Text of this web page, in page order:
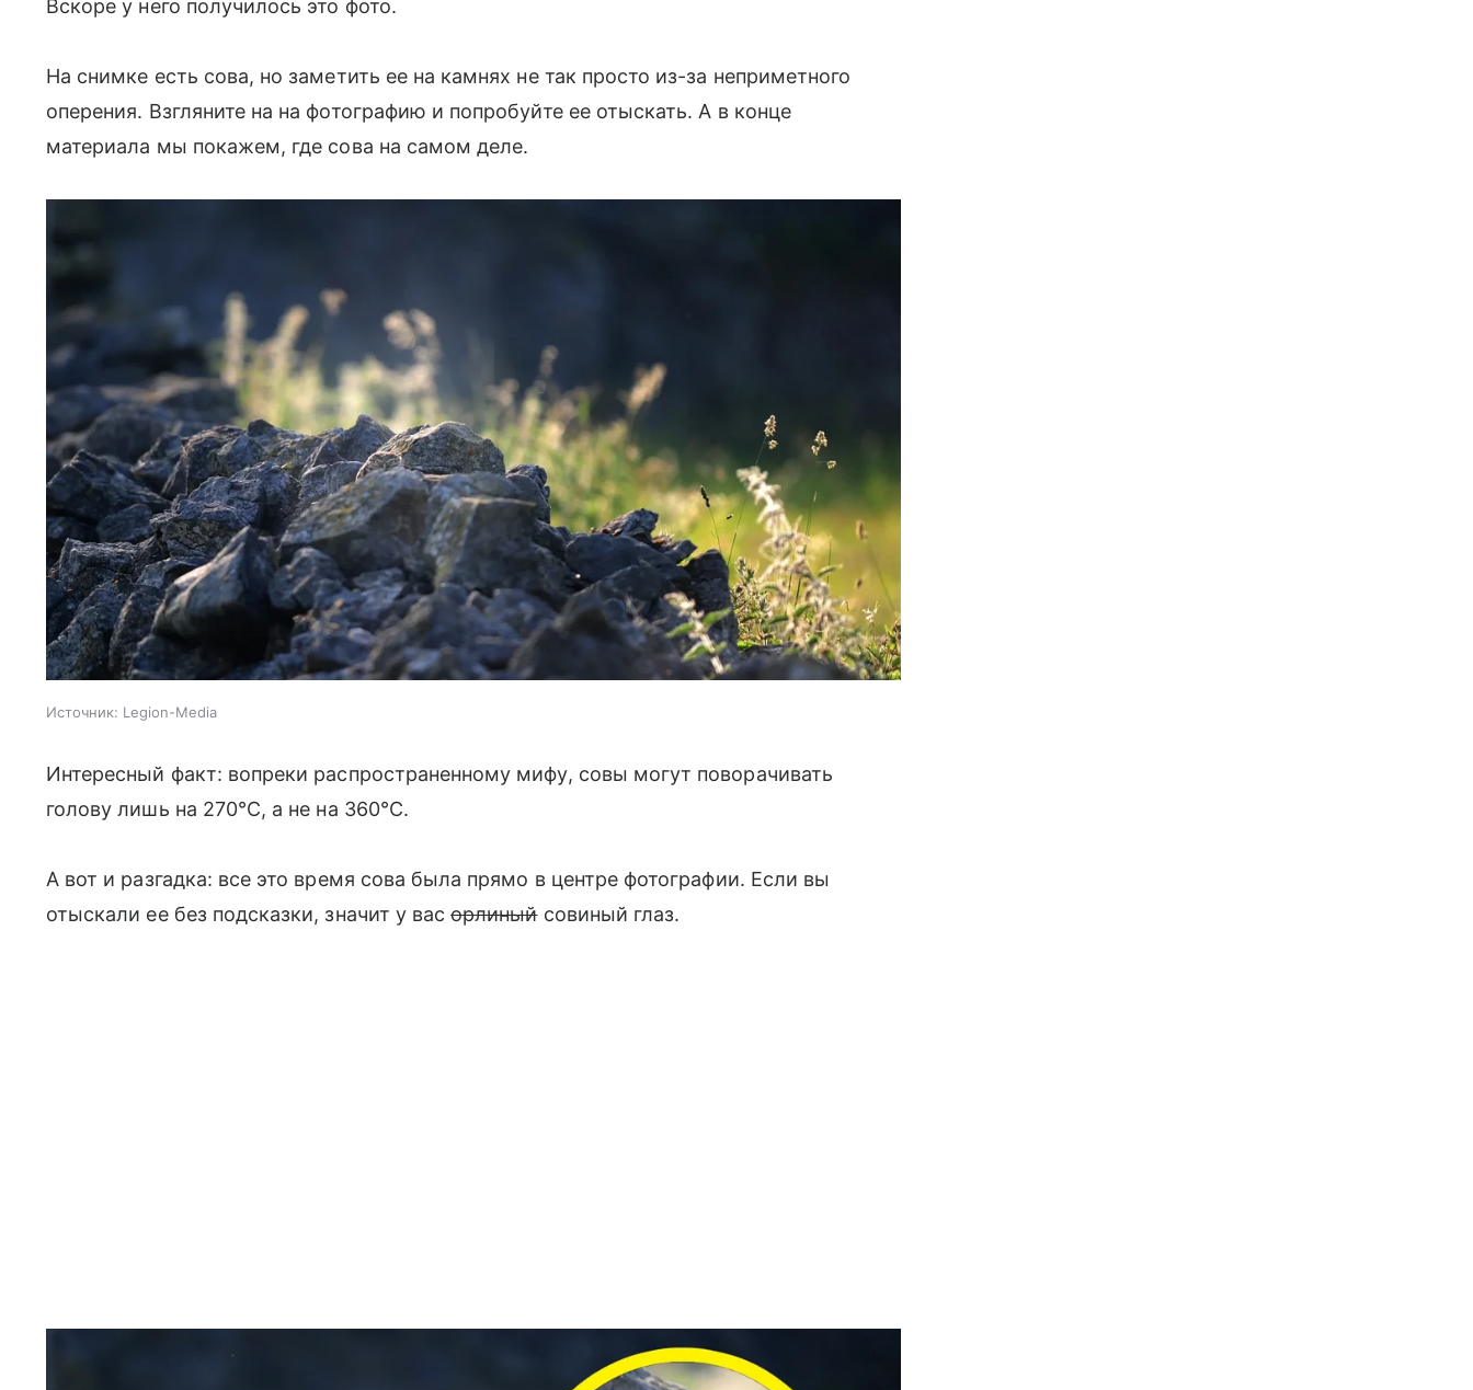
Вскоре у него получилось это фото.
На снимке есть сова, но заметить ее на камнях не так просто из-за неприметного
оперения. Взгляните на на фотографию и попробуйте ее отыскать. А в конце
материала мы покажем, где сова на самом деле.
Источник: Legion-Media
Интересный факт: вопреки распространенному мифу, совы могут поворачивать
голову лишь на 270°С, а не на 360°С.
А вот и разгадка: все это время сова была прямо в центре фотографии. Если вы
отыскали ее без подсказки, значит у васорлиныйсовиный глаз.